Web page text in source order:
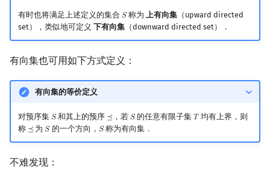
有时也将满足上述定义的集合 𝑆
S称为 上有向集（upward directed
set），类似地可定义 下有向集（downward directed set）．
有向集也可用如下方式定义：
有向集的等价定义
对预序集 𝑆
S和其上的预序 ⪯
⪯ ，若 𝑆
S的任意有限子集 𝑇
T均有上界，则
称 ⪯
⪯ 为 𝑆
S的一个方向， 𝑆
S称为有向集．
不难发现：